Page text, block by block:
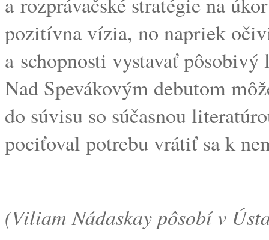
pozitívna vízia, no napriek
a schopnosti vystavať
Nad Spevákovým debutom
do súvisu so súčasnou
pociťoval potrebu vrátiť sa k
(Viliam Nádaskay pôsobí v